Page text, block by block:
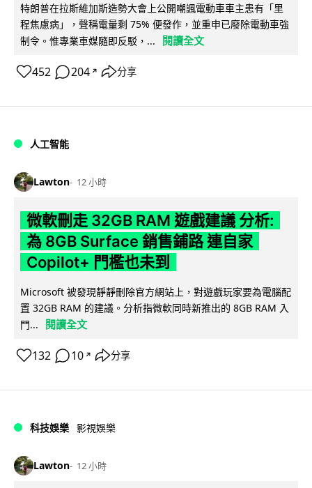
特朗普在拉斯維加斯造勢大會上公開嘲諷電動車車主患有「里
程焦慮病」，聲稱電量剩 75% 便發作，並重申已廢除電動車強
制令。惟專業車媒隨即反駁，...
閱讀全文
452 204 ↗ 分享
人工智能
Lawton 12 小時
微軟刪走 32GB RAM 遊戲建議 分析:
為 8GB Surface 銷售鋪路 連自家
Copilot+ 門檻也未到
Microsoft 被發現靜靜刪除官方網站上，對遊戲玩家要為電腦配
置 32GB RAM 的建議。分析指微軟同時新推出的 8GB RAM 入
門...
閱讀全文
132 10 ↗ 分享
科技娛樂 影視娛樂
Lawton 12 小時